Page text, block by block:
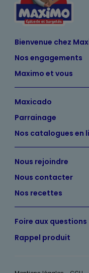
Bienvenue chez
Nos engagements
Maximo et vous
Maxicado
Parrainage
Nos catalogues en
Nous rejoindre
Nous contacter
Nos recettes
Foire aux questions
Rappel produit